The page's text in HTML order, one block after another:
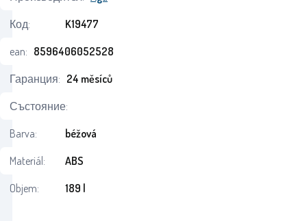
Код:
K19477
ean: 8596406052528
Гаранция: 24 měsíců
Състояние:
Barva:
béžová
Materiál:
ABS
Objem:
189 l